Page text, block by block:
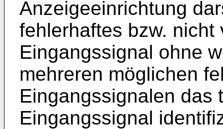
Anzeigeeinrichtung
fehlerhaftes bzw. nicht
Eingangssignal ohne
mehreren möglichen
Eingangssignalen das
Eingangssignal